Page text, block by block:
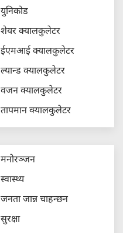
युनिकोड
शेयर क्यालकुलेटर
ईएमआई क्यालकुलेटर
ल्यान्ड क्यालकुलेटर
वजन क्यालकुलेटर
तापमान क्यालकुलेटर
मनोरञ्जन
स्वास्थ्य
जनता जान्न चाहन्छन
सुरक्षा